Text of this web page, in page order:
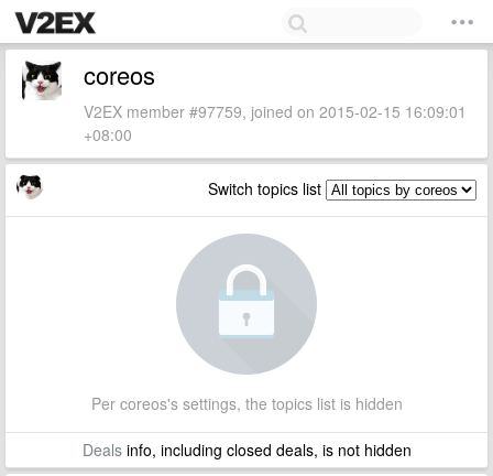
coreos
V2EX member #97759, joined on 2015-02-15 16:09:01
+08:00
Switch topics list
Per coreos's settings, the topics list is hidden
Dealsinfo, including closed deals, is not hidden